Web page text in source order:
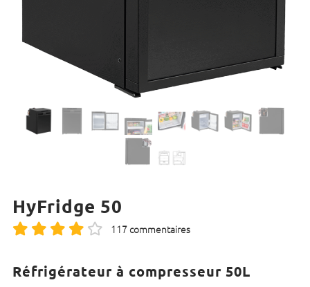
HyFridge 50
117 commentaires
Réfrigérateur à compresseur 50L